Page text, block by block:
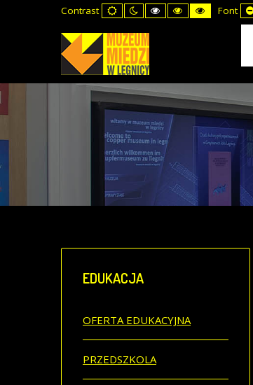
Contrast Default
mode
Night
mode
High
Contrast
High
Contrast
High
Contrast
Font
EDUKACJA
OFERTA EDUKACYJNA
PRZEDSZKOLA